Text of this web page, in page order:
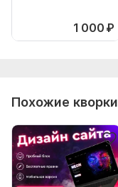
1 000 ₽
Похожие кворки